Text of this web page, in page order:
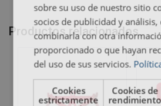
Acabado:
Productos relacionados
sobre su uso de nuestro sitio
socios de publicidad y
combinarla con otra
proporcionado o que hayan
del uso de sus servicios.
Cookies
estrictamente
Cookies de
rendimiento